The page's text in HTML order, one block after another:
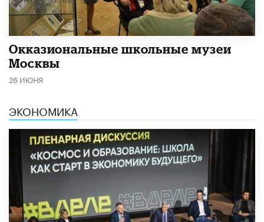
​Окказиональные школьные музеи
Москвы
26 ИЮНЯ
ЭКОНОМИКА